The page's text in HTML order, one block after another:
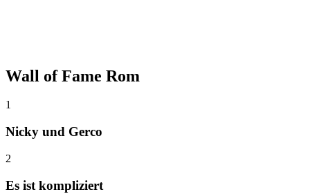
Wall of Fame Rom
1
Nicky und Gerco
2
Es ist kompliziert